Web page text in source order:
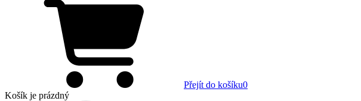
Přejít do košíku0
Košík je prázdný